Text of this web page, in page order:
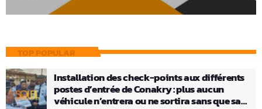
TOP POPULAR
Installation des check-points aux différents
postes d’entrée de Conakry : plus aucun
véhicule n’entrera ou ne sortira sans que sa